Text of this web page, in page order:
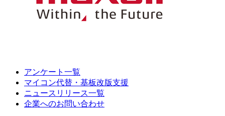
アンケート一覧
マイコン代替・基板改版支援
ニュースリリース一覧
企業へのお問い合わせ